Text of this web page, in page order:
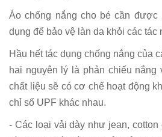
Áo chống nắng cho bé cần được
dụng để bảo vệ làn da khỏi các tác
Hầu hết tác dụng chống nắng của
hai nguyên lý là phản chiếu nắng
chất liệu sẽ có cơ chế hoạt động
chỉ số UPF khác nhau.
- Các loại vải dày như jean, cotton